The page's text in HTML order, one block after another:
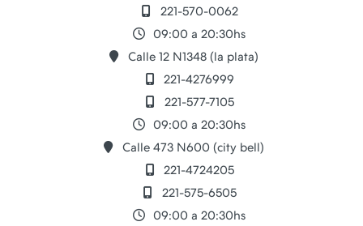
221-570-0062
09:00 a 20:30hs
Calle 12 N1348 (la plata)
221-4276999
221-577-7105
09:00 a 20:30hs
Calle 473 N600 (city bell)
221-4724205
221-575-6505
09:00 a 20:30hs